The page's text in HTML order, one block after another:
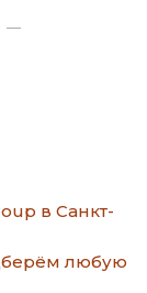
—
в Санкт-
любую